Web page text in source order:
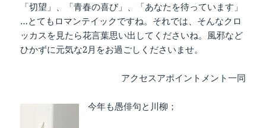
「切望」、「青春の喜び」、「あなたを待っています」
…とてもロマンテイックですね。それでは、そんなクロ
ッカスを見たら花言葉思い出してくださいね。風邪など
ひかずに元気な2月をお過ごしくださいませ。
アクセスアポイントメント一同
今年も愚俳句と川柳；